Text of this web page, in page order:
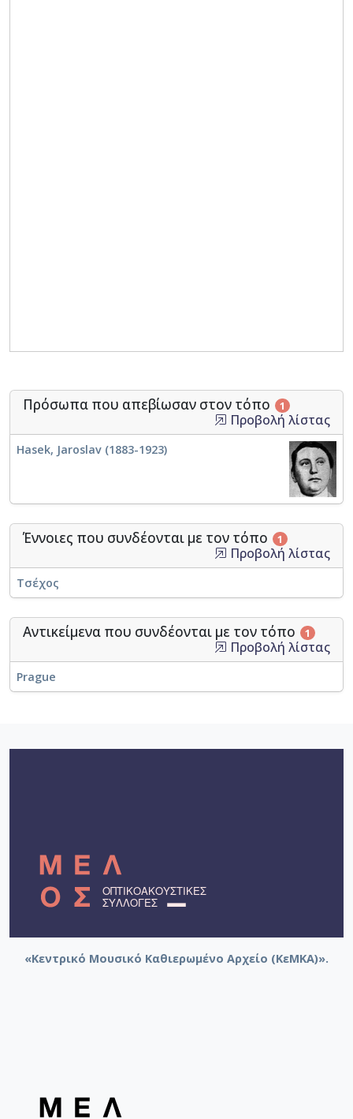
Πρόσωπα που απεβίωσαν στον τόπο 1
Προβολή λίστας
Hasek, Jaroslav (1883-1923)
Έννοιες που συνδέονται με τον τόπο 1
Προβολή λίστας
Τσέχος
Αντικείμενα που συνδέονται με τον τόπο 1
Προβολή λίστας
Prague
«Κεντρικό Μουσικό Καθιερωμένο Αρχείο (ΚεΜΚΑ)».